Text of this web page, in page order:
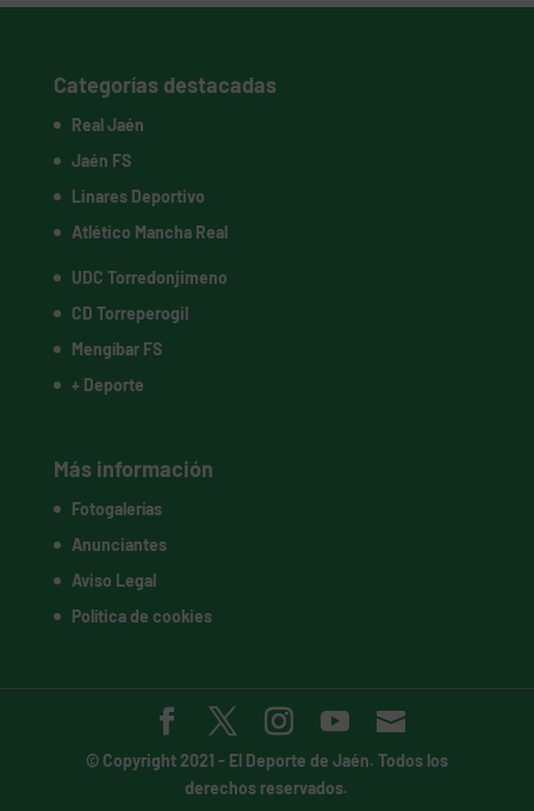
Categorías destacadas
Real Jaén
Jaén FS
Linares Deportivo
Atlético Mancha Real
UDC Torredonjimeno
CD Torreperogil
Mengíbar FS
+ Deporte
Más información
Fotogalerías
Anunciantes
Aviso Legal
Política de cookies
© Copyright 2021 - El Deporte de Jaén. Todos los
derechos reservados.